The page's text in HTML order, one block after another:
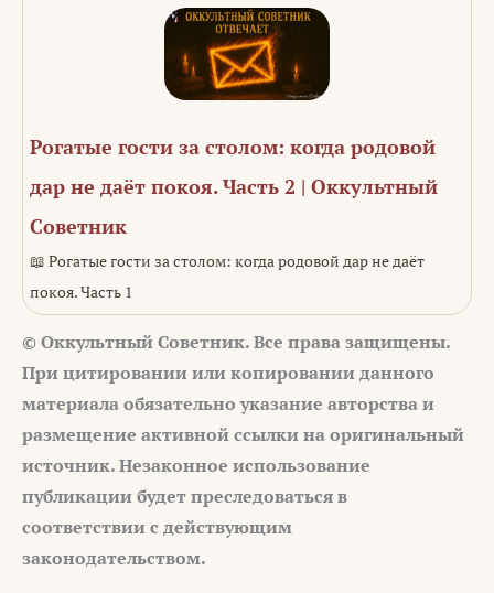
Рогатые гости за столом: когда родовой
дар не даёт покоя. Часть 2 | Оккультный
Советник
📖 Рогатые гости за столом: когда родовой дар не даёт
покоя. Часть 1
© Оккультный Советник. Все права защищены.
При цитировании или копировании данного
материала обязательно указание авторства и
размещение активной ссылки на оригинальный
источник. Незаконное использование
публикации будет преследоваться в
соответствии с действующим
законодательством.